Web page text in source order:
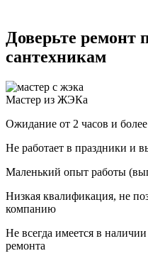
Доверьте ремонт
сантехникам
Мастер из ЖЭКа
Ожидание от 2 часов и более
Не работает в праздники и
Маленький опыт работы
Низкая квалификация, не
компанию
Не всегда имеется в
ремонта